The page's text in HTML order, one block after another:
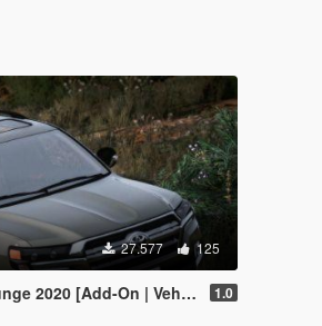
27.577 125
[Add-On | VehFuncs V] 1.0